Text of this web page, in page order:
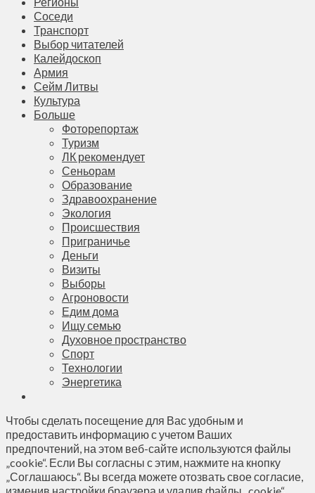
Соседи
Транспорт
Выбор читателей
Калейдоскоп
Армия
Сейм Литвы
Культура
Больше
Фоторепортаж
Туризм
ЛК рекомендует
Сеньорам
Образование
Здравоохранение
Экология
Происшествия
Приграничье
Деньги
Визиты
Выборы
Агроновости
Едим дома
Ищу семью
Духовное пространство
Спорт
Технологии
Энергетика
Чтобы сделать посещение для Вас удобным и
предоставить информацию с учетом Ваших
предпочтений, на этом веб-сайте используются файлы
„cookie“. Если Вы согласны с этим, нажмите на кнопку
„Соглашаюсь“. Вы всегда можете отозвать свое согласие,